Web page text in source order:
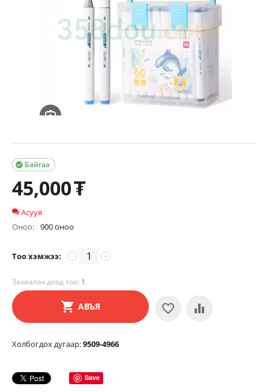
Байгаа

45,000₮
Асууя
Оноо: 900 оноо
Тоо хэмжээ: +
−
Захиалах доод тоо: 1.
АВЪЯ
Холбогдох дугаар:9509-4966
Save